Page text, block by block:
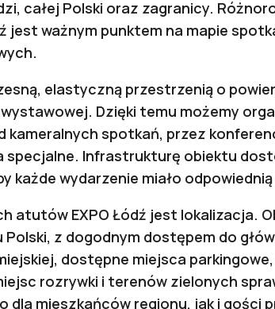
całej Polski oraz zagranicy.
jest ważnym punktem na mapie
elastyczną przestrzenią o
Dzięki temu możemy
kameralnych spotkań, przez
specjalne. Infrastrukturę obiektu
każde wydarzenie miało
atutów EXPO Łódź jest lokalizacja.
Polski, z dogodnym dostępem do
dostępne miejsca
rozrywki i terenów zielonych
dla mieszkańców regionu, jak i gości